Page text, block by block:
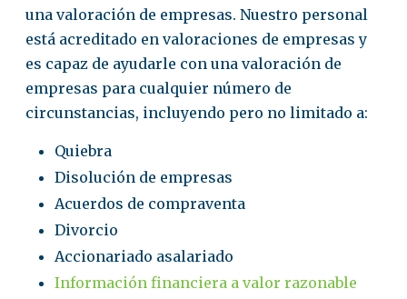
una valoración de empresas. Nuestro personal
está acreditado en valoraciones de empresas y
es capaz de ayudarle con una valoración de
empresas para cualquier número de
circunstancias, incluyendo pero no limitado a:
Quiebra
Disolución de empresas
Acuerdos de compraventa
Divorcio
Accionariado asalariado
Información financiera a valor razonable